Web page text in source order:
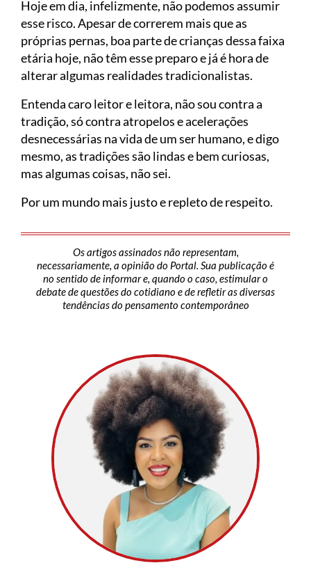
Hoje em dia, infelizmente, não podemos assumir
esse risco. Apesar de correrem mais que as
próprias pernas, boa parte de crianças dessa faixa
etária hoje, não têm esse preparo e já é hora de
alterar algumas realidades tradicionalistas.
Entenda caro leitor e leitora, não sou contra a
tradição, só contra atropelos e acelerações
desnecessárias na vida de um ser humano, e digo
mesmo, as tradições são lindas e bem curiosas,
mas algumas coisas, não sei.
Por um mundo mais justo e repleto de respeito.
Os artigos assinados não representam,
necessariamente, a opinião do Portal. Sua publicação é
no sentido de informar e, quando o caso, estimular o
debate de questões do cotidiano e de refletir as diversas
tendências do pensamento contemporâneo